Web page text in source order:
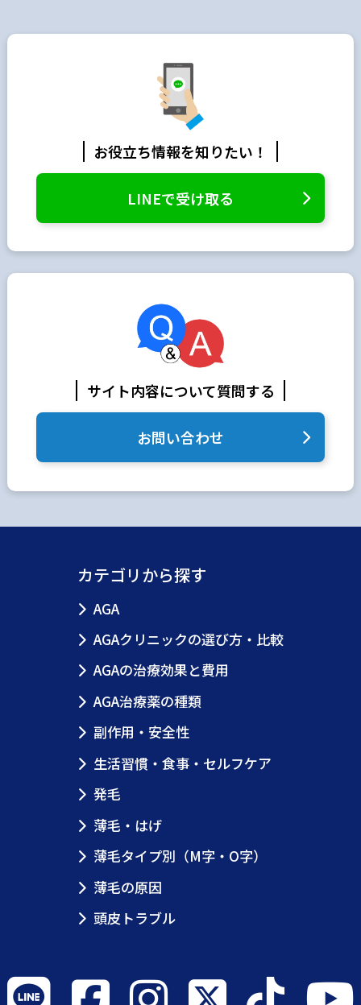
お役立ち情報を知りたい！
LINEで受け取る
サイト内容について質問する
お問い合わせ
カテゴリから探す
AGA
AGAクリニックの選び方・比較
AGAの治療効果と費用
AGA治療薬の種類
副作用・安全性
生活習慣・食事・セルフケア
発毛
薄毛・はげ
薄毛タイプ別（M字・O字）
薄毛の原因
頭皮トラブル